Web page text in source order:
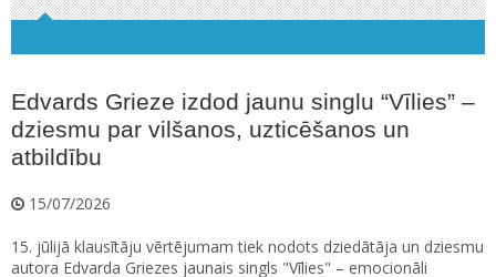
Edvards Grieze izdod jaunu singlu “Vīlies” –
dziesmu par vilšanos, uzticēšanos un
atbildību
15/07/2026
15. jūlijā klausītāju vērtējumam tiek nodots dziedātāja un dziesmu
autora Edvarda Griezes jaunais singls "Vīlies" – emocionāli